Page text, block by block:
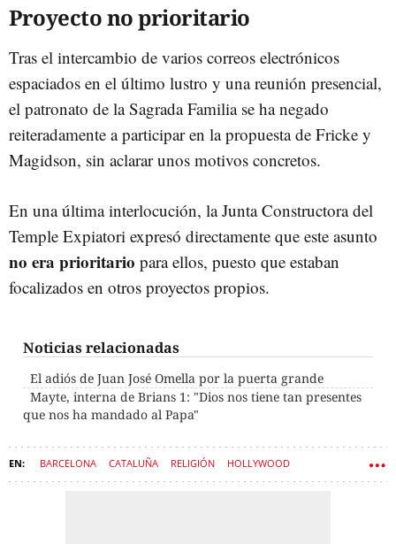
Proyecto no prioritario
Tras el intercambio de varios correos electrónicos
espaciados en el último lustro y una reunión presencial,
el patronato de la Sagrada Familia se ha negado
reiteradamente a participar en la propuesta de Fricke y
Magidson, sin aclarar unos motivos concretos.
En una última interlocución, la Junta Constructora del
Temple Expiatori expresó directamente que este asunto
no era prioritario para ellos, puesto que estaban
focalizados en otros proyectos propios.
Noticias relacionadas
El adiós de Juan José Omella por la puerta grande
Mayte, interna de Brians 1: "Dios nos tiene tan presentes
que nos ha mandado al Papa"
BARCELONA CATALUÑA RELIGIÓN HOLLYWOOD